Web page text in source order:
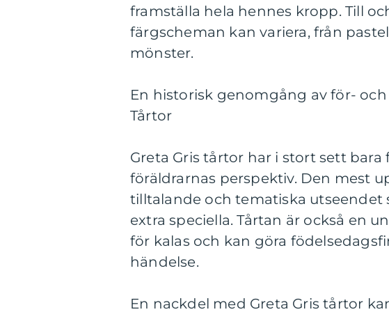
framställa hela hennes kropp. Till
färgscheman kan variera, från
mönster.
En historisk genomgång av för-
Tårtor
Greta Gris tårtor har i stort sett
föräldrarnas perspektiv. Den mest
tilltalande och tematiska
extra speciella. Tårtan är också en
för kalas och kan göra
händelse.
En nackdel med Greta Gris tårtor